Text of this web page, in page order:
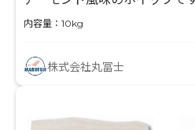
内容量：10kg
株式会社丸冨士